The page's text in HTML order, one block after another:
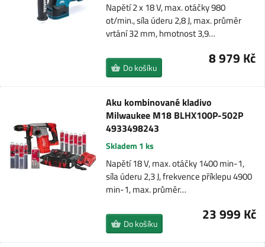
Napětí 2 x 18 V, max. otáčky 980
ot/min., síla úderu 2,8 J, max. průměr
vrtání 32 mm, hmotnost 3,9…
8 979 Kč
Do košíku
Aku kombinované kladivo
Milwaukee M18 BLHX100P-502P
4933498243
Skladem 1 ks
Napětí 18 V, max. otáčky 1400 min-1,
síla úderu 2,3 J, frekvence příklepu 4900
min-1, max. průměr…
23 999 Kč
Do košíku